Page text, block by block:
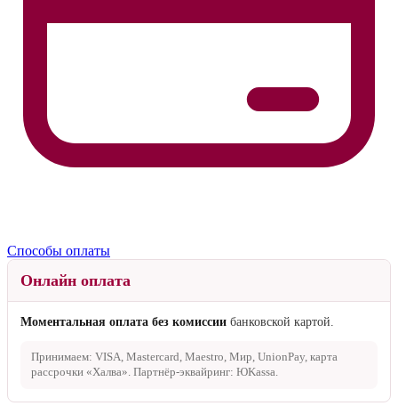
Способы оплаты
Онлайн оплата
Моментальная оплата без комиссии банковской картой.
Принимаем: VISA, Mastercard, Maestro, Мир, UnionPay, карта
рассрочки «Халва». Партнёр-эквайринг: ЮKassa.